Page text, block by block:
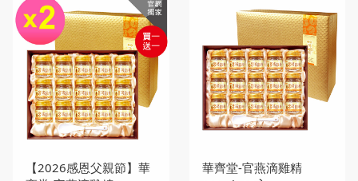
【2026感恩父親節】華
華齊堂-官燕滴雞精